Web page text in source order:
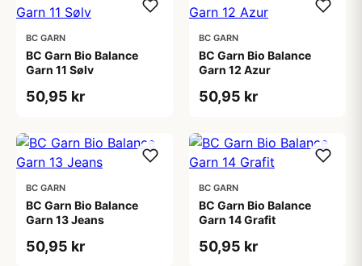
BC GARN
BC Garn Bio Balance
Garn 11 Sølv
50,95 kr
BC GARN
BC Garn Bio Balance
Garn 12 Azur
50,95 kr
BC GARN
BC Garn Bio Balance
Garn 13 Jeans
50,95 kr
BC GARN
BC Garn Bio Balance
Garn 14 Grafit
50,95 kr